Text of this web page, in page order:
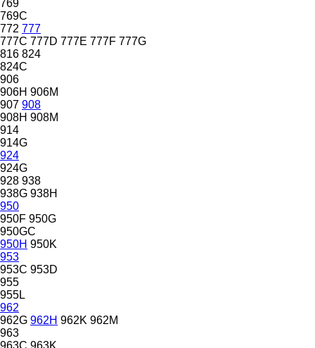
769
769C
772 777
777C 777D 777E 777F 777G
816 824
824C
906
906H 906M
907 908
908H 908M
914
914G
924
924G
928 938
938G 938H
950
950F 950G
950GC
950H 950K
953
953C 953D
955
955L
962
962G 962H 962K 962M
963
963C 963K